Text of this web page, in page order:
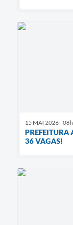
15 MAI 2026 -
PREFEITURA
36 VAGAS!